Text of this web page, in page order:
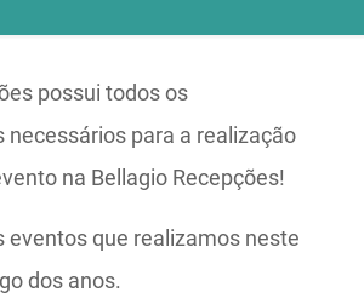
possui todos os
necessários para a realização
na Bellagio Recepções!
eventos que realizamos neste
dos anos.